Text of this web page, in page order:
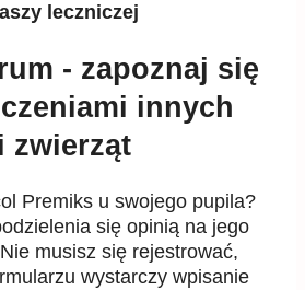
leczniczej
- zapoznaj się
innych
zwierząt
Premiks u swojego pupila?
się opinią na jego
musisz się rejestrować,
wystarczy wpisanie